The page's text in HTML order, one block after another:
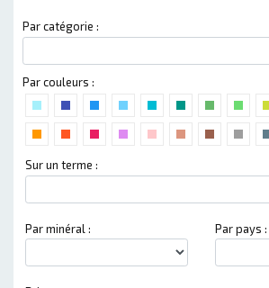
Par catégorie :
Par couleurs :
Sur un terme :
Par minéral : Par pays :